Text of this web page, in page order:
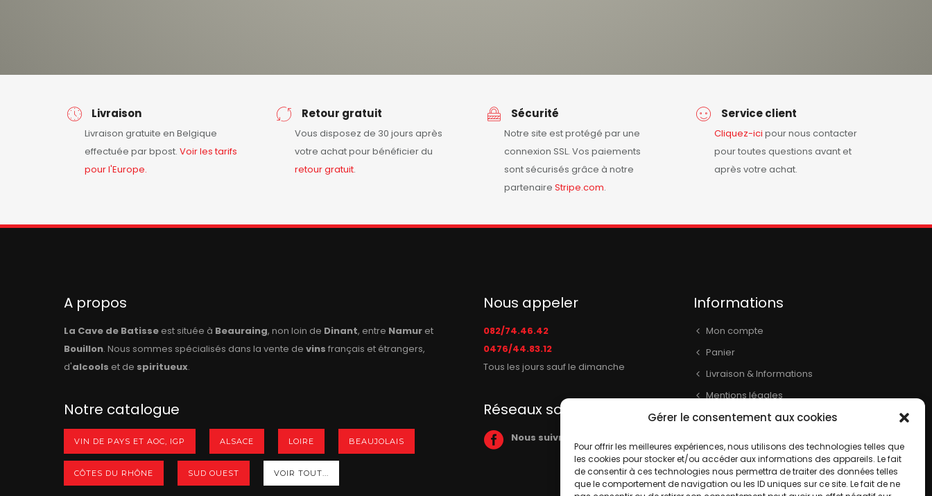
Gérer le consentement aux cookies
Pour offrir les meilleures expériences, nous utilisons des technologies telles que
les cookies pour stocker et/ou accéder aux informations des appareils. Le fait
de consentir à ces technologies nous permettra de traiter des données telles
que le comportement de navigation ou les ID uniques sur ce site. Le fait de ne
Livraison
Livraison gratuite en Belgique
effectuée par bpost. Voir les tarifs
pour l'Europe.
Retour gratuit
Vous disposez de 30 jours après
votre achat pour bénéficier du
retourgratuit.
Sécurité
Notre site est protégé par une
connexion SSL. Vos paiements
sont sécurisés grâce à notre
partenaire Stripe.com.
Service client
Cliquez-ici pour nous contacter
pour toutes questions avant et
après votre achat.
A propos
La Cave de Batisse est située à Beauraing, non loin de Dinant, entre Namur et
Bouillon. Nous sommes spécialisés dans la vente de vins français et étrangers,
d'alcools et de spiritueux.
Notre catalogue
VIN DE PAYS ET AOC, IGP ALSACE LOIRE BEAUJOLAIS
CÔTES DU RHÔNE SUD OUEST VOIR TOUT...
Nous appeler
082/74.46.42
0476/44.83.12
Tous les jours sauf le dimanche
Réseaux sociaux
Nous suivre sur Facebook
Informations
Mon compte
Panier
Livraison & Informations
Mentions légales
Conditions générales